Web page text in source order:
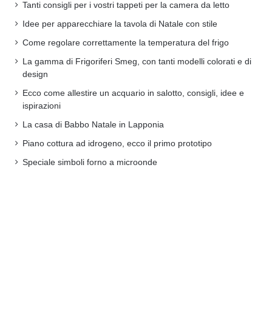
Tanti consigli per i vostri tappeti per la camera da letto
Idee per apparecchiare la tavola di Natale con stile
Come regolare correttamente la temperatura del frigo
La gamma di Frigoriferi Smeg, con tanti modelli colorati e di
design
Ecco come allestire un acquario in salotto, consigli, idee e
ispirazioni
La casa di Babbo Natale in Lapponia
Piano cottura ad idrogeno, ecco il primo prototipo
Speciale simboli forno a microonde